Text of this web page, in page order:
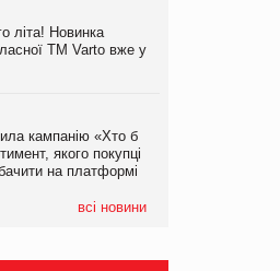
літа! Новинка
ТМ Varto вже у
кампанію «Хто б
якого покупці
на платформі
всі новини
для хвостатих: у
паучі Varto Paw
VARUS купує
формату
374 магазини
рекламні дзвінки